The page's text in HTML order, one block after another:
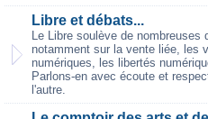
Libre et débats...
Le Libre soulève de nombreuses
notamment sur la vente liée, les
numériques, les libertés
Parlons-en avec écoute et
l'autre.